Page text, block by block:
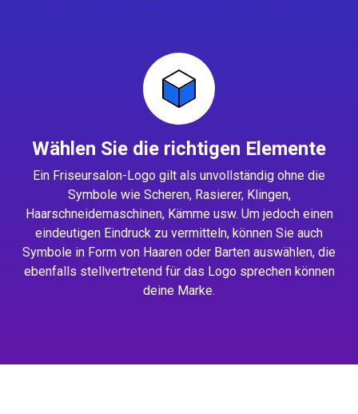
Wählen Sie die richtigen Elemente
Ein Friseursalon-Logo gilt als unvollständig ohne die
Symbole wie Scheren, Rasierer, Klingen,
Haarschneidemaschinen, Kämme usw. Um jedoch einen
eindeutigen Eindruck zu vermitteln, können Sie auch
Symbole in Form von Haaren oder Barten auswählen, die
ebenfalls stellvertretend für das Logo sprechen können
deine Marke.